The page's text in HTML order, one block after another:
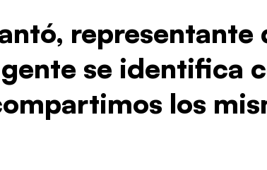
representante
se identifica
los